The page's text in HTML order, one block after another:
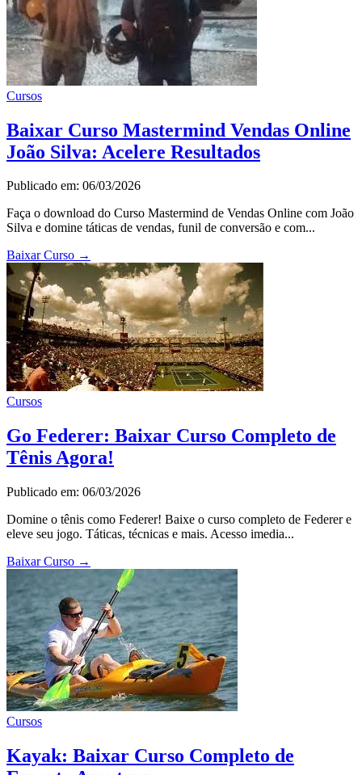
Cursos
Baixar Curso Mastermind Vendas Online
João Silva: Acelere Resultados
Publicado em: 06/03/2026
Faça o download do Curso Mastermind de Vendas Online com João
Silva e domine táticas de vendas, funil de conversão e com...
Baixar Curso →
Cursos
Go Federer: Baixar Curso Completo de
Tênis Agora!
Publicado em: 06/03/2026
Domine o tênis como Federer! Baixe o curso completo de Federer e
eleve seu jogo. Táticas, técnicas e mais. Acesso imedia...
Baixar Curso →
Cursos
Kayak: Baixar Curso Completo de